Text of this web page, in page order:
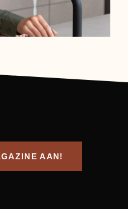
AAN!